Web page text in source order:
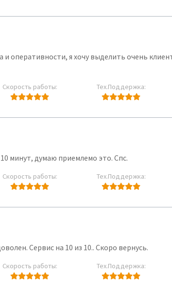
и оперативности, я хочу выделить очень
Скорость работы: Тех.Поддержка:
минут, думаю приемлемо это. Спс.
Скорость работы: Тех.Поддержка:
Сервис на 10 из 10.. Скоро вернусь.
Скорость работы: Тех.Поддержка: